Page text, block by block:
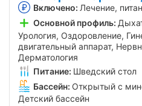
Включено: Лечение,
Основной профиль:
Урология, Оздоровление,
двигательный аппарат,
Дерматология
Питание: Шведский стол
Бассейн: Открытый с
Детский бассейн